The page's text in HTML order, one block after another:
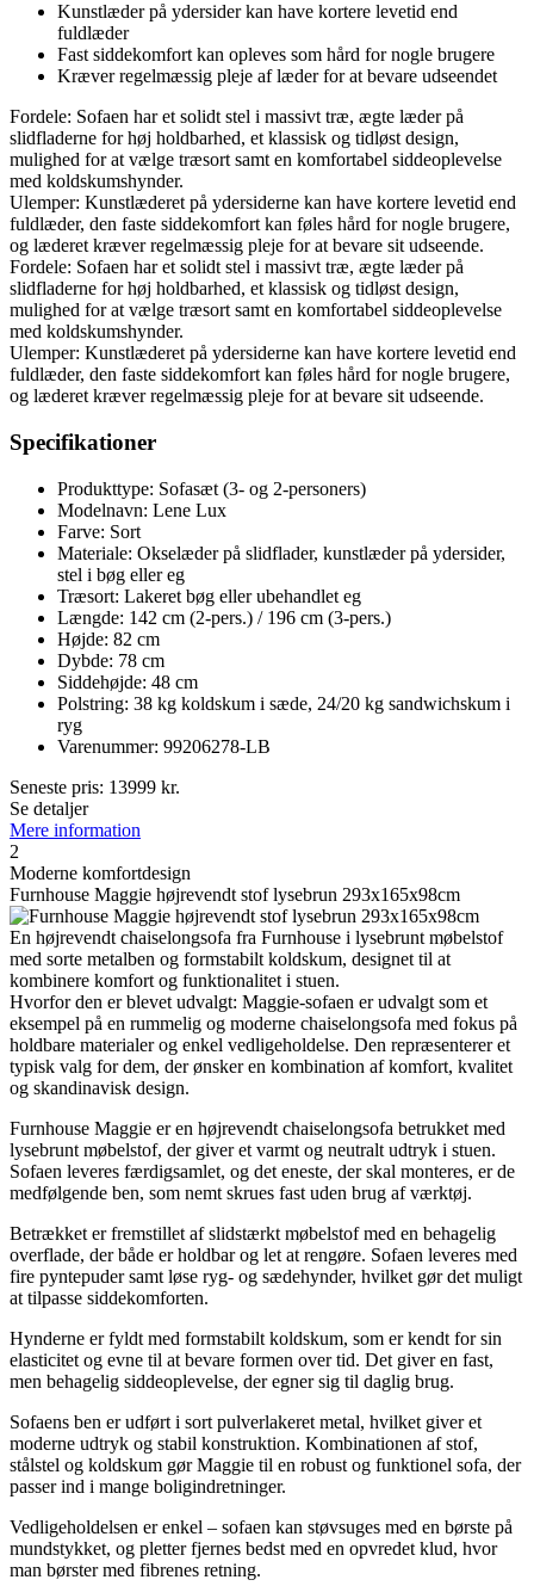
Kunstlæder på ydersider kan have kortere levetid end
fuldlæder
Fast siddekomfort kan opleves som hård for nogle brugere
Kræver regelmæssig pleje af læder for at bevare udseendet
Fordele: Sofaen har et solidt stel i massivt træ, ægte læder på
slidfladerne for høj holdbarhed, et klassisk og tidløst design,
mulighed for at vælge træsort samt en komfortabel siddeoplevelse
med koldskumshynder.
Ulemper: Kunstlæderet på ydersiderne kan have kortere levetid end
fuldlæder, den faste siddekomfort kan føles hård for nogle brugere,
og læderet kræver regelmæssig pleje for at bevare sit udseende.
Fordele: Sofaen har et solidt stel i massivt træ, ægte læder på
slidfladerne for høj holdbarhed, et klassisk og tidløst design,
mulighed for at vælge træsort samt en komfortabel siddeoplevelse
med koldskumshynder.
Ulemper: Kunstlæderet på ydersiderne kan have kortere levetid end
fuldlæder, den faste siddekomfort kan føles hård for nogle brugere,
og læderet kræver regelmæssig pleje for at bevare sit udseende.
Specifikationer
Produkttype: Sofasæt (3- og 2-personers)
Modelnavn: Lene Lux
Farve: Sort
Materiale: Okselæder på slidflader, kunstlæder på ydersider,
stel i bøg eller eg
Træsort: Lakeret bøg eller ubehandlet eg
Længde: 142 cm (2-pers.) / 196 cm (3-pers.)
Højde: 82 cm
Dybde: 78 cm
Siddehøjde: 48 cm
Polstring: 38 kg koldskum i sæde, 24/20 kg sandwichskum i
ryg
Varenummer: 99206278-LB
Seneste pris: 13999 kr.
Se detaljer
Mere information
2
Moderne komfortdesign
Furnhouse Maggie højrevendt stof lysebrun 293x165x98cm
En højrevendt chaiselongsofa fra Furnhouse i lysebrunt møbelstof
med sorte metalben og formstabilt koldskum, designet til at
kombinere komfort og funktionalitet i stuen.
Hvorfor den er blevet udvalgt: Maggie-sofaen er udvalgt som et
eksempel på en rummelig og moderne chaiselongsofa med fokus på
holdbare materialer og enkel vedligeholdelse. Den repræsenterer et
typisk valg for dem, der ønsker en kombination af komfort, kvalitet
og skandinavisk design.
Furnhouse Maggie er en højrevendt chaiselongsofa betrukket med
lysebrunt møbelstof, der giver et varmt og neutralt udtryk i stuen.
Sofaen leveres færdigsamlet, og det eneste, der skal monteres, er de
medfølgende ben, som nemt skrues fast uden brug af værktøj.
Betrækket er fremstillet af slidstærkt møbelstof med en behagelig
overflade, der både er holdbar og let at rengøre. Sofaen leveres med
fire pyntepuder samt løse ryg- og sædehynder, hvilket gør det muligt
at tilpasse siddekomforten.
Hynderne er fyldt med formstabilt koldskum, som er kendt for sin
elasticitet og evne til at bevare formen over tid. Det giver en fast,
men behagelig siddeoplevelse, der egner sig til daglig brug.
Sofaens ben er udført i sort pulverlakeret metal, hvilket giver et
moderne udtryk og stabil konstruktion. Kombinationen af stof,
stålstel og koldskum gør Maggie til en robust og funktionel sofa, der
passer ind i mange boligindretninger.
Vedligeholdelsen er enkel – sofaen kan støvsuges med en børste på
mundstykket, og pletter fjernes bedst med en opvredet klud, hvor
man børster med fibrenes retning.